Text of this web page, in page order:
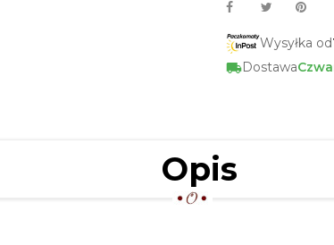
Wysyłka od
Dostawa
Opis